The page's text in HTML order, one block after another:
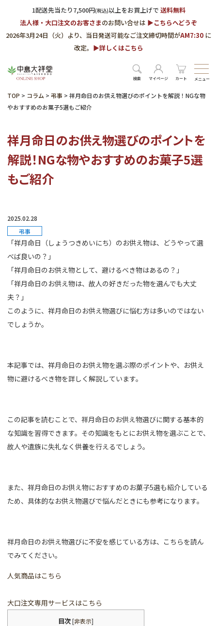
1配送先当たり7,500円(税込)以上をお買上げで 送料無料
法人様・大口注文のお客さまのお問い合せは ▶︎こちらへどうぞ
2026年3月24日（火）より、当日発送可能なご注文締切時間がAM7:30 に
改定。 ▶︎詳しくはこちら
検索 マイページ カート メニュー
TOP > コラム > 弔事 > 祥月命日のお供え物選びのポイントを解説！NGな物
やおすすめのお菓子5選もご紹介
祥月命日のお供え物選びのポイントを
解説！NGな物やおすすめのお菓子5選
もご紹介
2025.02.28
弔事
「祥月命日（しょうつきめいにち）のお供え物は、どうやって選
べば良いの？」
「祥月命日のお供え物として、避けるべき物はあるの？」
「祥月命日のお供え物は、故人の好きだった物を選んでも大丈
夫？」
このように、祥月命日のお供え物選びに悩む方は多いのではない
でしょうか。
本記事では、祥月命日のお供え物を選ぶ際のポイントや、お供え
物に避けるべき物を詳しく解説しています。
この記事を読むことで、祥月命日のお供え物選びに関する基本的
な知識を習得できます。その知識をもとにお供え物を選ぶことで、
故人や遺族に失礼なく供養を行えるでしょう。
また、祥月命日のお供え物におすすめのお菓子5選も紹介している
ため、具体的なお供え物選びで悩んだときにも参考になります。
祥月命日のお供え物選びに不安を感じている方は、こちらを読ん
でみてください。
人気商品はこちら
大口注文専用サービスはこちら
目次[非表示]